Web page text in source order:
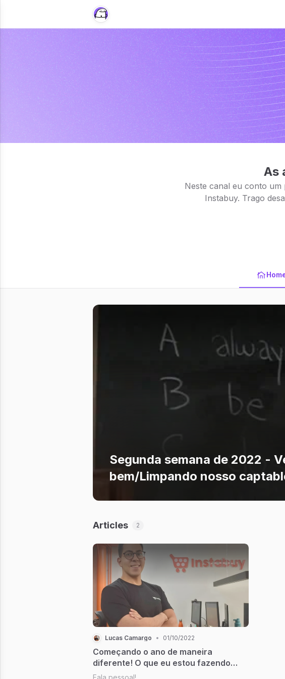
As
Neste canal eu conto um
Instabuy. Trago
Segunda semana de 2022 -
bem/Limpando nosso
Articles 2
Lucas Camargo • 01/10/2022
Começando o ano de maneira
diferente! O que eu estou fazendo
aqui?
Fala pessoal!